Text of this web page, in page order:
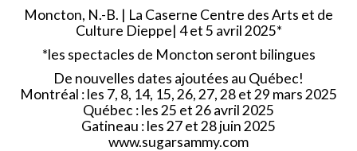
Moncton, N.-B. | La Caserne Centre des Arts et de
Culture Dieppe| 4 et 5 avril 2025*
*les spectacles de Moncton seront bilingues
De nouvelles dates ajoutées au Québec!
Montréal : les 7, 8, 14, 15, 26, 27, 28 et 29 mars 2025
Québec : les 25 et 26 avril 2025
Gatineau : les 27 et 28 juin 2025
www.sugarsammy.com